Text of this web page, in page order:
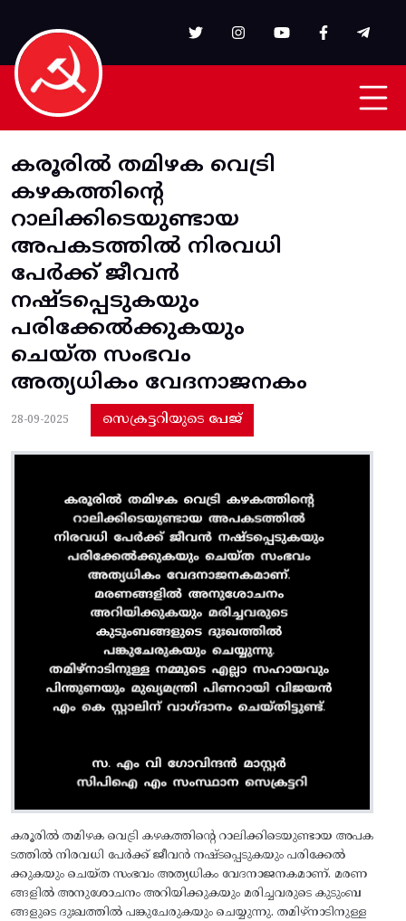
കരൂരിൽ തമിഴക വെട്രി
കഴകത്തിന്റെ
റാലിക്കിടെയുണ്ടായ
അപകടത്തിൽ നിരവധി
പേർക്ക് ജീവൻ
നഷ്ടപ്പെടുകയും
പരിക്കേൽക്കുകയും
ചെയ്ത സംഭവം
അത്യധികം വേദനാജനകം
28-09-2025 സെക്രട്ടറിയുടെ പേജ്
കരൂരിൽ തമിഴക വെട്രി കഴകത്തിന്റെ റാലിക്കിടെയുണ്ടായ അപക
ടത്തിൽ നിരവധി പേർക്ക് ജീവൻ നഷ്ടപ്പെടുകയും പരിക്കേൽ
ക്കുകയും ചെയ്ത സംഭവം അത്യധികം വേദനാജനകമാണ്. മരണ
ങ്ങളിൽ അനുശോചനം അറിയിക്കുകയും മരിച്ചവരുടെ കുടുംബ
ങ്ങളുടെ ദുഃഖത്തിൽ പങ്കുചേരുകയും ചെയ്യുന്നു. തമിഴ്നാടിനുള്ള